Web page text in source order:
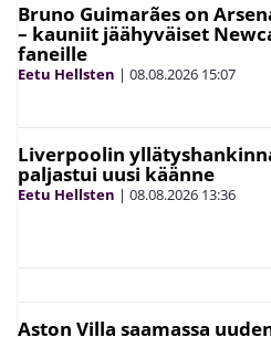
Bruno Guimarães on
– kauniit jäähyväiset
faneille
Eetu Hellsten | 08.08.2026 15:07
Liverpoolin
paljastui uusi käänne
Eetu Hellsten | 08.08.2026 13:36
Aston Villa saamassa